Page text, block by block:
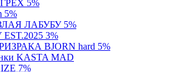
5%
ЛАБУБУ 5%
EST.2025 3%
BJORN hard 5%
KASTA MAD
7%